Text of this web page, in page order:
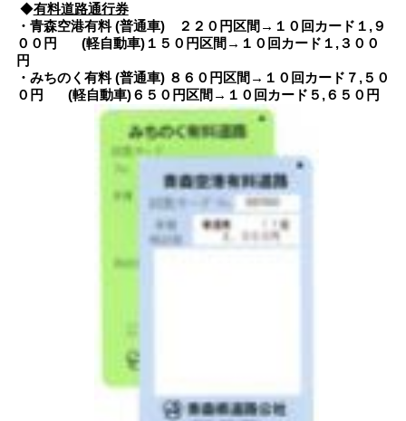
◆有料道路通行券
・青森空港有料 (普通車) ２２０円区間→１０回カード１,９
００円
(軽自動車)１５０円区間→１０回カード１,３００
円
・みちのく有料 (普通車) ８６０円区間→１０回カード７,５０
０円
(軽自動車)６５０円区間→１０回カード５,６５０円